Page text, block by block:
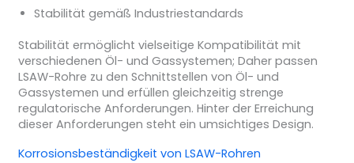
Stabilität gemäß Industriestandards
Stabilität ermöglicht vielseitige Kompatibilität mit
verschiedenen Öl- und Gassystemen; Daher passen
LSAW-Rohre zu den Schnittstellen von Öl- und
Gassystemen und erfüllen gleichzeitig strenge
regulatorische Anforderungen. Hinter der Erreichung
dieser Anforderungen steht ein umsichtiges Design.
Korrosionsbeständigkeit von LSAW-Rohren